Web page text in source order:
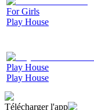
For Girls
Play House
Play House
Play House
Télécharger l'app